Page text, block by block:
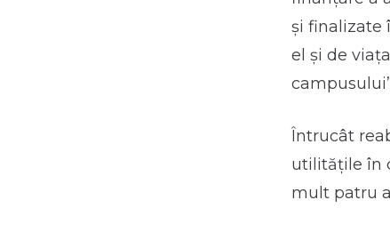
și finalizate
el și de
Întrucât
utilitățile în
mult patru